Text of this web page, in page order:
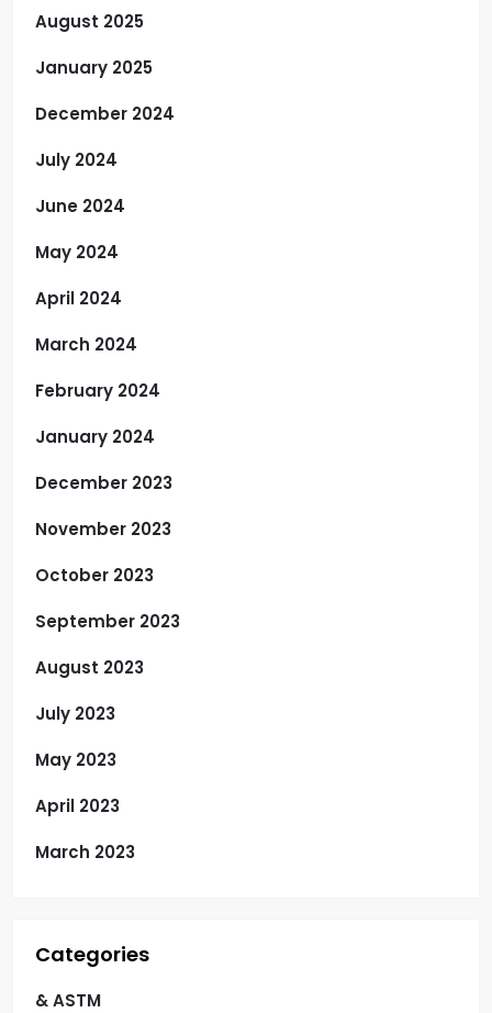
August 2025
January 2025
December 2024
July 2024
June 2024
May 2024
April 2024
March 2024
February 2024
January 2024
December 2023
November 2023
October 2023
September 2023
August 2023
July 2023
May 2023
April 2023
March 2023
Categories
& ASTM